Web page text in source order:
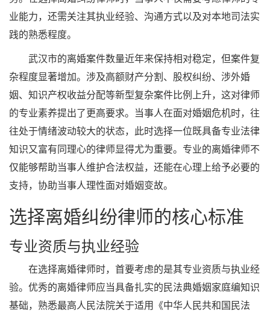
业能力，还需关注其执业经验、沟通方式以及对本地司法实
践的熟悉程度。
武汉市的离婚案件数量近年来保持相对稳定，但案件复
杂程度显著增加。涉及高额财产分割、股权纠纷、涉外婚
姻、知识产权收益分配等新型复杂案件比例上升，这对律师
的专业素养提出了更高要求。当事人在面对婚姻危机时，往
往处于情绪波动较大的状态，此时选择一位既具备专业法律
知识又富有同理心的律师显得尤为重要。专业的离婚律师不
仅能够帮助当事人维护合法权益，还能在心理上给予必要的
支持，协助当事人理性面对婚姻变故。
选择离婚纠纷律师的核心标准
专业资质与执业经验
在选择离婚律师时，首要考虑的是其专业资质与执业经
验。优秀的离婚律师应当具备扎实的民法典婚姻家庭编知识
基础，熟悉最高人民法院关于适用《中华人民共和国民法